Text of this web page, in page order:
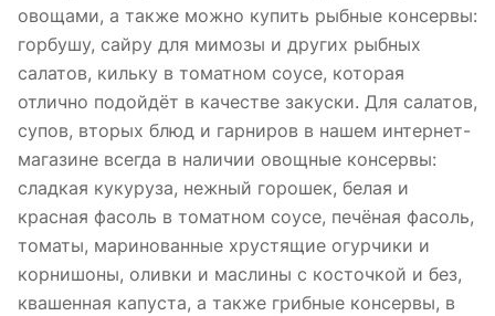
овощами, а также можно купить рыбные консервы:
горбушу, сайру для мимозы и других рыбных
салатов, кильку в томатном соусе, которая
отлично подойдёт в качестве закуски. Для салатов,
супов, вторых блюд и гарниров в нашем интернет-
магазине всегда в наличии овощные консервы:
сладкая кукуруза, нежный горошек, белая и
красная фасоль в томатном соусе, печёная фасоль,
томаты, маринованные хрустящие огурчики и
корнишоны, оливки и маслины с косточкой и без,
квашенная капуста, а также грибные консервы, в